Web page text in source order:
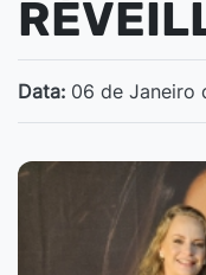
Data: 06 de Janeiro